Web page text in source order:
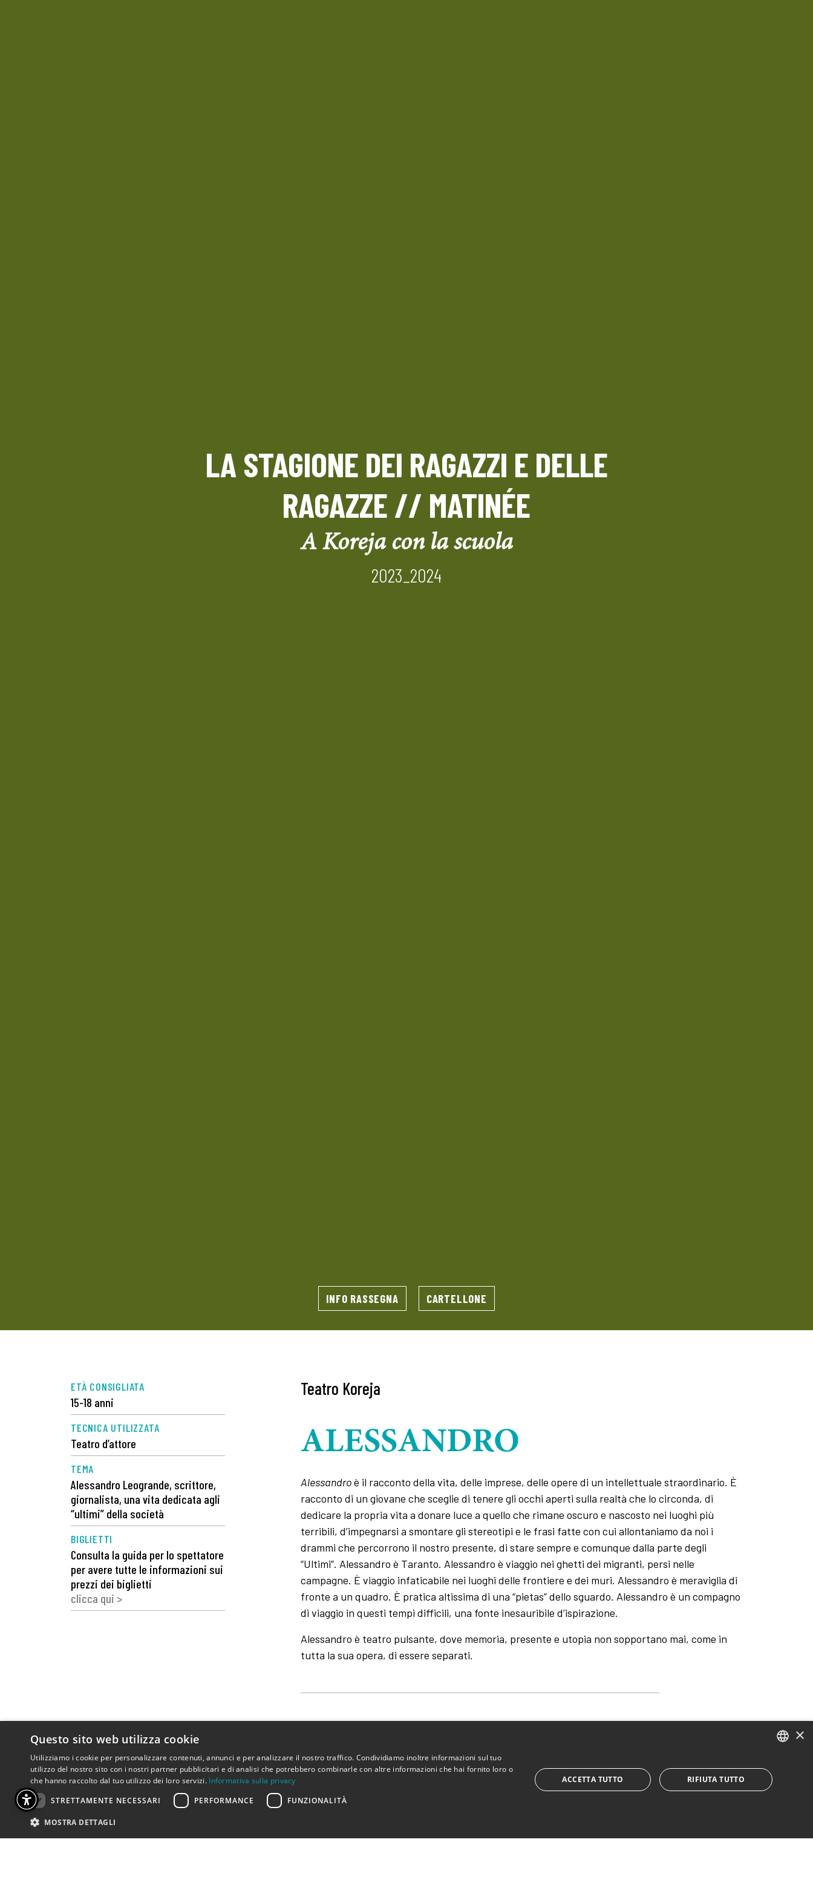
LA STAGIONE DEI RAGAZZI E DELLE
RAGAZZE // MATINÉE
A Koreja con la scuola
2023_2024
INFO RASSEGNA CARTELLONE
ETÀ CONSIGLIATA
15-18 anni
TECNICA UTILIZZATA
Teatro d’attore
TEMA
Alessandro Leogrande, scrittore,
giornalista, una vita dedicata agli
“ultimi” della società
BIGLIETTI
Consulta la guida per lo spettatore
per avere tutte le informazioni sui
prezzi dei biglietti
clicca qui >
Teatro Koreja
ALESSANDRO
Alessandroè il racconto della vita, delle imprese, delle opere di un intellettuale straordinario. È
racconto di un giovane che sceglie di tenere gli occhi aperti sulla realtà che lo circonda, di
dedicare la propria vita a donare luce a quello che rimane oscuro e nascosto nei luoghi più
terribili, d’impegnarsi a smontare gli stereotipi e le frasi fatte con cui allontaniamo da noi i
drammi che percorrono il nostro presente, di stare sempre e comunque dalla parte degli
“Ultimi”. Alessandro è Taranto. Alessandro è viaggio nei ghetti dei migranti, persi nelle
campagne. È viaggio infaticabile nei luoghi delle frontiere e dei muri. Alessandro è meraviglia di
fronte a un quadro. È pratica altissima di una “pietas” dello sguardo. Alessandro è un compagno
di viaggio in questi tempi difficili, una fonte inesauribile d’ispirazione.
Alessandro è teatro pulsante, dove memoria, presente e utopia non sopportano mai, come in
tutta la sua opera, di essere separati.
DI GIANLUIGI GHERZI E FABRIZIO SACCOMANNO CON FABRIZIO SACCOMANNO, BARBARA PETTI, EMANUELA PISICCHIO,
MARIA ROSARIA PONZETTA, ANĐELKA VULIĆ REGIA FABRIZIO SACCOMANNO CURA DEL PROGETTO E CONSULENZA
ENGLISH
×
Questo sito web utilizza cookie
Utilizziamo i cookie per personalizzare contenuti, annunci e per analizzare il nostro traffico. Condividiamo inoltre informazioni sul tuo
utilizzo del nostro sito con i nostri partner pubblicitari e di analisi che potrebbero combinarle con altre informazioni che hai fornito loro o
che hanno raccolto dal tuo utilizzo dei loro servizi. Informativa sulla privacy
STRETTAMENTE NECESSARI
PERFORMANCE FUNZIONALITÀ
MOSTRA DETTAGLI
ACCETTA TUTTO RIFIUTA TUTTO